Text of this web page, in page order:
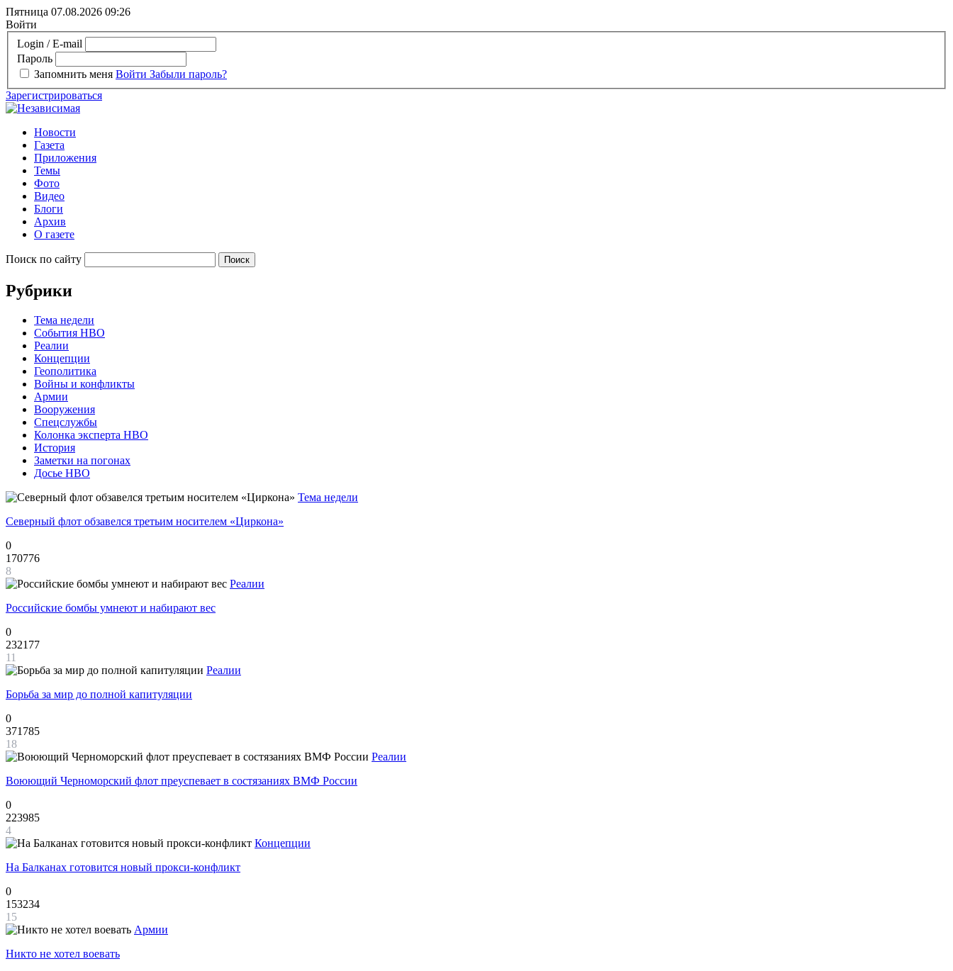
Пятница 07.08.2026 09:26
Войти
Login / E-mail
Пароль
Запомнить меня Войти Забыли пароль?
Зарегистрироваться
Новости
Газета
Приложения
Темы
Фото
Видео
Блоги
Архив
О газете
Поиск по сайту
Рубрики
Тема недели
События НВО
Реалии
Концепции
Геополитика
Войны и конфликты
Армии
Вооружения
Спецслужбы
Колонка эксперта НВО
История
Заметки на погонах
Досье НВО
Тема недели
Северный флот обзавелся третьим носителем «Циркона»
0
170776
8
Реалии
Российские бомбы умнеют и набирают вес
0
232177
11
Реалии
Борьба за мир до полной капитуляции
0
371785
18
Реалии
Воюющий Черноморский флот преуспевает в состязаниях ВМФ России
0
223985
4
Концепции
На Балканах готовится новый прокси-конфликт
0
153234
15
Армии
Никто не хотел воевать